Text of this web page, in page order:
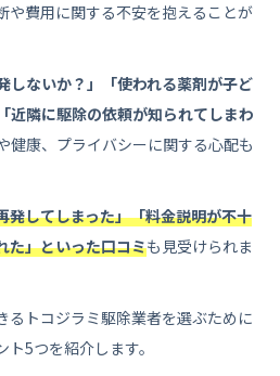
や費用に関する不安を抱えることが
しないか？」「使われる薬剤が子ど
近隣に駆除の依頼が知られてしまわ
健康、プライバシーに関する心配も
発してしまった」「料金説明が不十
た」といった口コミも見受けられま
るトコジラミ駆除業者を選ぶために
5つを紹介します。